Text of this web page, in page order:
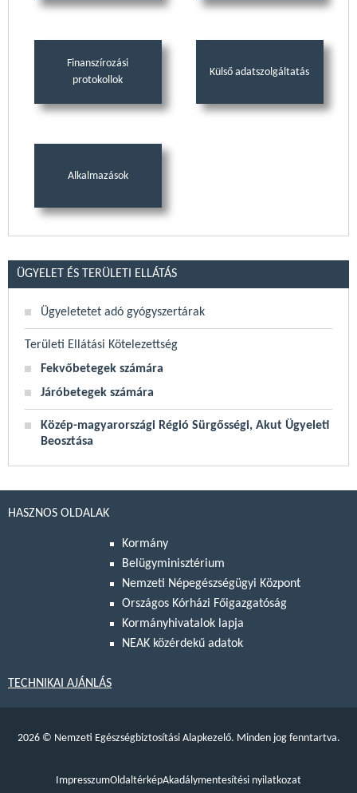
Finanszírozási
protokollok
Külső adatszolgáltatás
Alkalmazások
ÜGYELET ÉS TERÜLETI ELLÁTÁS
Ügyeletetet adó gyógyszertárak
Területi Ellátási Kötelezettség
Fekvőbetegek számára
Járóbetegek számára
Közép-magyarországi Régió Sürgősségi, Akut Ügyeleti
Beosztása
HASZNOS OLDALAK
Kormány
Belügyminisztérium
Nemzeti Népegészségügyi Központ
Országos Kórházi Főigazgatóság
Kormányhivatalok lapja
NEAK közérdekű adatok
TECHNIKAI AJÁNLÁS
2026 © Nemzeti Egészségbiztosítási Alapkezelő. Minden jog fenntartva.
ImpresszumOldaltérképAkadálymentesítési nyilatkozat